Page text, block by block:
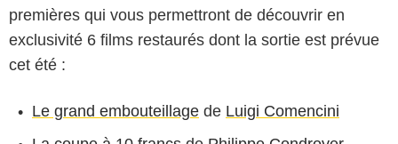
premières qui vous permettront de découvrir en
exclusivité 6 films restaurés dont la sortie est prévue
cet été :
Le grand embouteillage de Luigi Comencini